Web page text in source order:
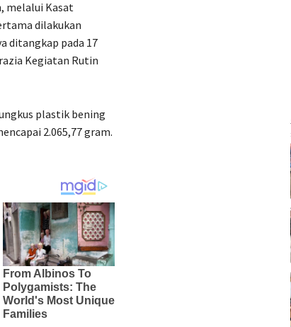
melalui Kasat
dilakukan
ditangkap pada 17
Kegiatan Rutin
plastik bening
2.065,77 gram.